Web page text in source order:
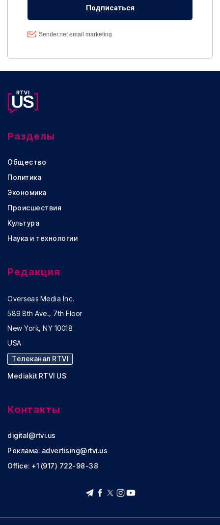
Разделы
Общество
Политика
Экономика
Происшествия
Культура
Наука и технологии
Редакция
Overseas Media Inc.
589 8th Ave., 7th Floor
New York, NY 10018
USA
Телеканал RTVI
Mediakit RTVI US
Контакты
digital@rtvi.us
Реклама: advertising@rtvi.us
Office: +1 (917) 722-98-38